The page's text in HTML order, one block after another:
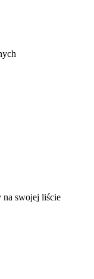
na swojej liście